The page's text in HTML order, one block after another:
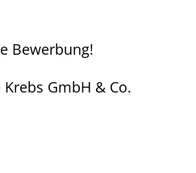
Bewerbung!
GmbH & Co.